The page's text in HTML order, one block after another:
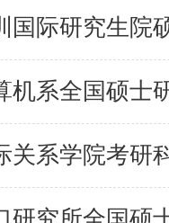
国际研究生院
关系学院考研